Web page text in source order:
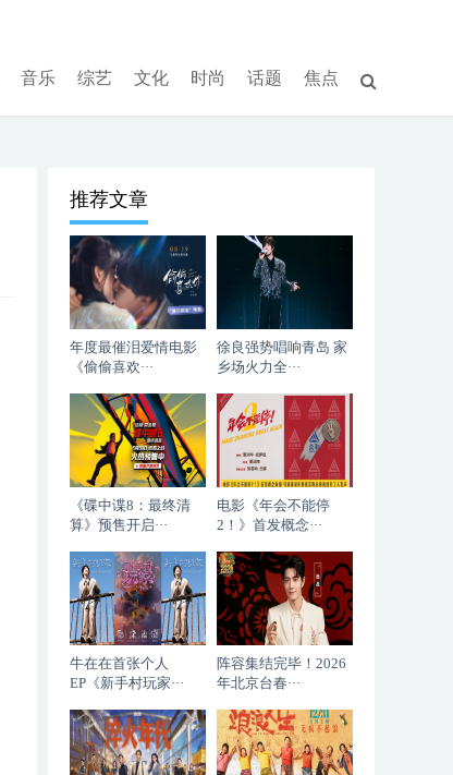
音乐 综艺 文化 时尚 话题 焦点
推荐文章
年度最催泪爱情电影
《偷偷喜欢···
徐良强势唱响青岛 家
乡场火力全···
《碟中谍8：最终清
算》预售开启···
电影《年会不能停
2！》首发概念···
牛在在首张个人
EP《新手村玩家···
阵容集结完毕！2026
年北京台春···